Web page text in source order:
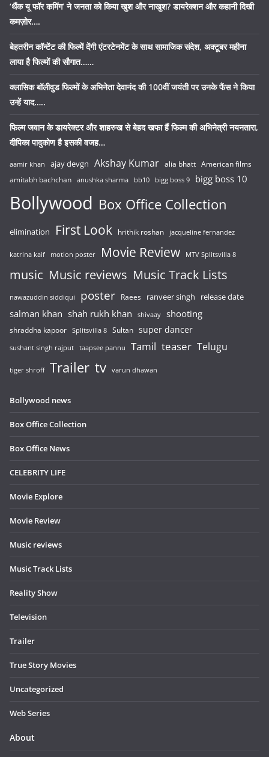
‘थैंक यू फॉर कमिंग’ ने जनता को किया खुश और नाखुश? डायरेक्शन और कहानी दिखी
कमज़ोर….
बेहतरीन कॉन्टेंट की फिल्में देंगी एंटरटेनमेंट के साथ सामाजिक संदेश, अक्टूबर महीना
लाया है फिल्मों की सौगात……
क्लासिक बॉलीवुड फिल्मों के अभिनेता देवानंद की 100वीं जयंती पर उनके फैंस ने किया
उन्हें याद…..
फिल्म जवान के डायरेक्टर और शाहरुख से बेहद खफा हैं फिल्म की अभिनेत्री नयनतारा,
दीपिका पादुकोण है इसकी वजह…
aamir khan ajay devgn Akshay Kumar alia bhatt American films
amitabh bachchan anushka sharma bb10 bigg boss 9 bigg boss 10
Bollywood Box Office Collection
elimination First Look hrithik roshan jacqueline fernandez
katrina kaif motion poster Movie Review MTV Splitsvilla 8
music Music reviews Music Track Lists
nawazuddin siddiqui poster Raees ranveer singh release date
salman khan shah rukh khan shivaay shooting
shraddha kapoor Splitsvilla 8 Sultan super dancer
sushant singh rajput taapsee pannu Tamil teaser Telugu
tiger shroff Trailer tv varun dhawan
Bollywood news
Box Office Collection
Box Office News
CELEBRITY LIFE
Movie Explore
Movie Review
Music reviews
Music Track Lists
Reality Show
Television
Trailer
True Story Movies
Uncategorized
Web Series
About